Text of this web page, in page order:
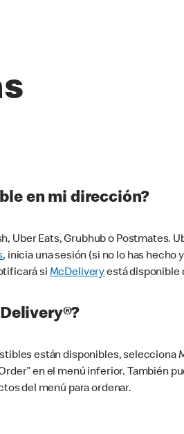
en mi dirección?
Uber Eats, Grubhub o Postmates.
, inicia una sesión (si no lo has hecho
si McDeliveryestá disponible
están disponibles, selecciona
en el menú inferior. También
del menú para ordenar.